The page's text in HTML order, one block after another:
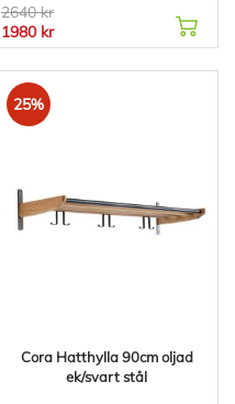
2640 kr
1980 kr
25%
Cora Hatthylla 90cm oljad
ek/svart stål